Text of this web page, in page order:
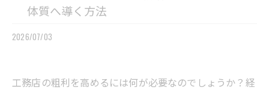
体質へ導く方法
2026/07/03
工務店の粗利を高めるには何が必要なのでしょうか？経